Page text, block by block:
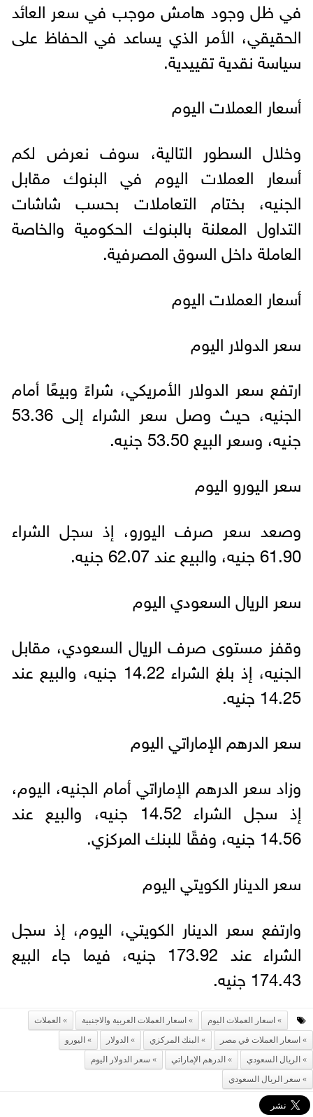
في ظل وجود هامش موجب في سعر العائد
الحقيقي، الأمر الذي يساعد في الحفاظ على
سياسة نقدية تقييدية.
أسعار العملات اليوم
وخلال السطور التالية، سوف نعرض لكم
أسعار العملات اليوم في البنوك مقابل
الجنيه، بختام التعاملات بحسب شاشات
التداول المعلنة بالبنوك الحكومية والخاصة
العاملة داخل السوق المصرفية.
أسعار العملات اليوم
سعر الدولار اليوم
ارتفع سعر الدولار الأمريكي، شراءً وبيعًا أمام
الجنيه، حيث وصل سعر الشراء إلى 53.36
جنيه، وسعر البيع 53.50 جنيه.
سعر اليورو اليوم
وصعد سعر صرف اليورو، إذ سجل الشراء
61.90 جنيه، والبيع عند 62.07 جنيه.
سعر الريال السعودي اليوم
وقفز مستوى صرف الريال السعودي، مقابل
الجنيه، إذ بلغ الشراء 14.22 جنيه، والبيع عند
14.25 جنيه.
سعر الدرهم الإماراتي اليوم
وزاد سعر الدرهم الإماراتي أمام الجنيه، اليوم،
إذ سجل الشراء 14.52 جنيه، والبيع عند
14.56 جنيه، وفقًا للبنك المركزي.
سعر الدينار الكويتي اليوم
وارتفع سعر الدينار الكويتي، اليوم، إذ سجل
الشراء عند 173.92 جنيه، فيما جاء البيع
174.43 جنيه.
اسعار العملات اليوم اسعار العملات العربية والاجنبية
العملات
اسعار العملات في مصر
البنك المركزي الدولار
اليورو
الريال السعودي
الدرهم الإماراتي
سعر الدولار اليوم
سعر الريال السعودي